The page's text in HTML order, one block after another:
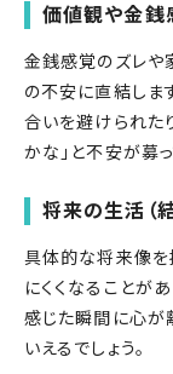
価値観や金銭
金銭感覚のズレや
の不安に直結しま
合いを避けられた
かな」と不安が募
将来の生活（
具体的な将来像を
にくくなることが
感じた瞬間に心が
いえるでしょう。